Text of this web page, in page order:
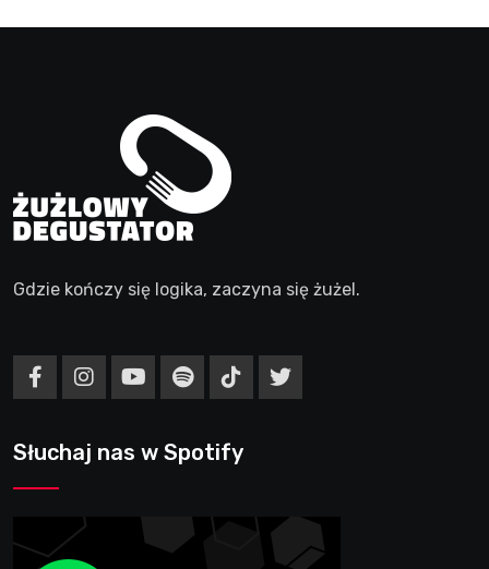
Gdzie kończy się logika, zaczyna się żużel.
Słuchaj nas w Spotify